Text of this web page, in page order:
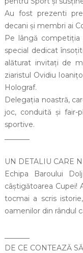
Au fost prezenti
decani și membri ai
Pe lângă competiția
special dedicat
alăturat invitați de
ziaristul Ovidiu
Holograf.
Delegația noastră,
joc, conduită și fair-
sportive.
UN DETALIU CARE
Echipa Baroului
câștigătoarea
tocmai a scris
oamenilor din rândul
DE CE CONTEAZĂ